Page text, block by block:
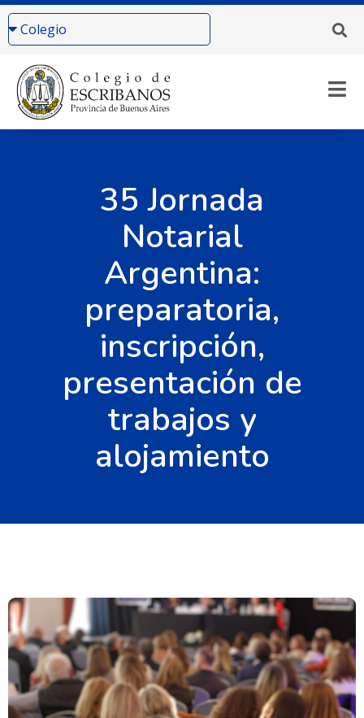
35 Jornada
Notarial
Argentina:
preparatoria,
inscripción,
presentación de
trabajos y
alojamiento